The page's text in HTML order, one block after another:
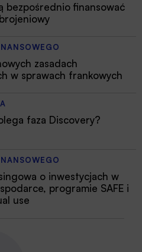
bezpośrednio finansować
zasadach
w sprawach frankowych
faza Discovery?
o inwestycjach w
programie SAFE i
use